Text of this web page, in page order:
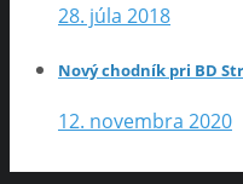
28. júla 2018
Nový chodník pri BD
12. novembra 2020